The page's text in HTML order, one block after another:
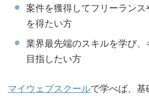
案件を獲得してフリーランス
を得たい方
業界最先端のスキルを学び、
目指したい方
マイウェブスクールで学べば、基